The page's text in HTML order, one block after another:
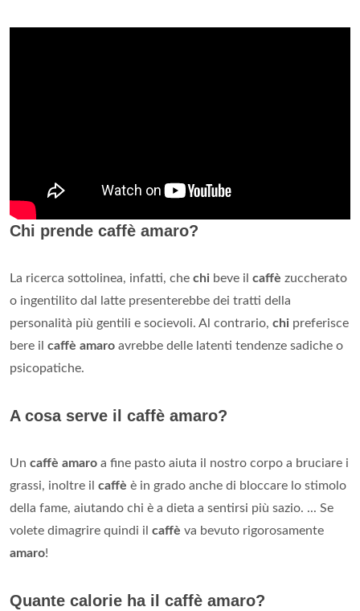
Chi prende caffè amaro?
La ricerca sottolinea, infatti, che chi beve il caffè zuccherato
o ingentilito dal latte presenterebbe dei tratti della
personalità più gentili e socievoli. Al contrario, chi preferisce
bere il caffè amaro avrebbe delle latenti tendenze sadiche o
psicopatiche.
A cosa serve il caffè amaro?
Un caffè amaro a fine pasto aiuta il nostro corpo a bruciare i
grassi, inoltre il caffè è in grado anche di bloccare lo stimolo
della fame, aiutando chi è a dieta a sentirsi più sazio. ... Se
volete dimagrire quindi il caffè va bevuto rigorosamente
amaro!
Quante calorie ha il caffè amaro?